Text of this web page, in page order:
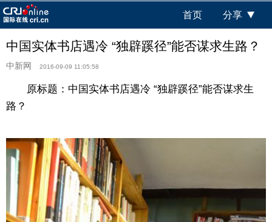
首页 分享
中国实体书店遇冷 “独辟蹊径”能否谋求生路？
中新网 2016-09-09 11:05:58
原标题：中国实体书店遇冷 “独辟蹊径”能否谋求生
路？